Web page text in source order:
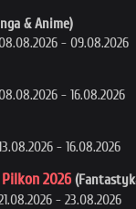
& Anime)
- 09.08.2026
- 16.08.2026
- 16.08.2026
2026
- 23.08.2026